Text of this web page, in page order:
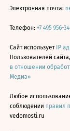
Электронная почта:
Телефон: +7 495 956-
Сайт использует IP
Пользователей
в отношении
Медиа»
Любое
соблюдении правил
vedomosti.ru